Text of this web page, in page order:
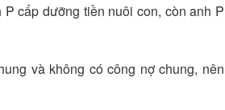
cấp dưỡng tiền nuôi con, còn anh P
và không có công nợ chung, nên